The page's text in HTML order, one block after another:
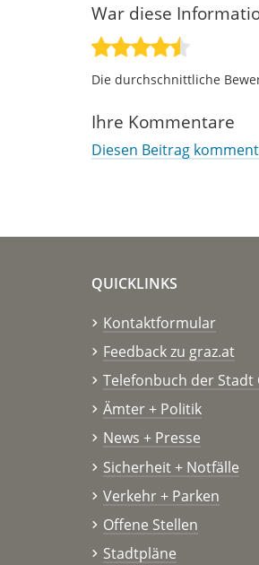
War diese
Die durchschnittliche
Ihre Kommentare
Diesen Beitrag
QUICKLINKS
Kontaktformular
Feedback zu graz.at
Telefonbuch der Stadt
Ämter + Politik
News + Presse
Sicherheit + Notfälle
Verkehr + Parken
Offene Stellen
Stadtpläne